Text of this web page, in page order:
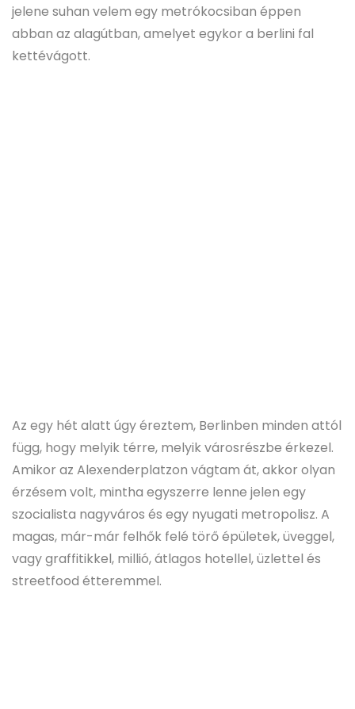
jelene suhan velem egy metrókocsiban éppen
abban az alagútban, amelyet egykor a berlini fal
kettévágott.
Az egy hét alatt úgy éreztem, Berlinben minden attól
függ, hogy melyik térre, melyik városrészbe érkezel.
Amikor az Alexenderplatzon vágtam át, akkor olyan
érzésem volt, mintha egyszerre lenne jelen egy
szocialista nagyváros és egy nyugati metropolisz. A
magas, már-már felhők felé törő épületek, üveggel,
vagy graffitikkel, millió, átlagos hotellel, üzlettel és
streetfood étteremmel.